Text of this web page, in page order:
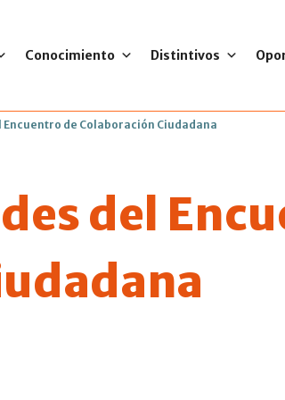
Conocimiento Distintivos
de Colaboración Ciudadana
del